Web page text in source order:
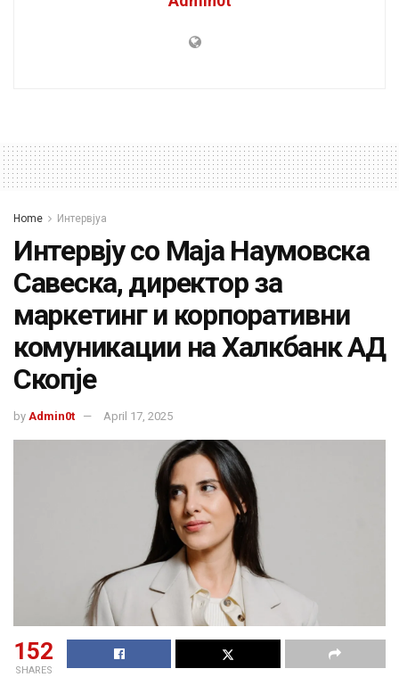
Home Интервјуа
Интервју со Маја Наумовска
Савеска, директор за
маркетинг и корпоративни
комуникации на Халкбанк АД
Скопје
by Admin0t April 17, 2025
152
SHARES